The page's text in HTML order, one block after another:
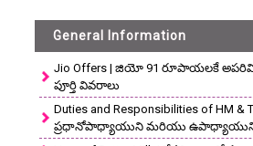
General Information
Jio Offers | జియో 91 రూపాయలకే
పూర్తి వివరాలు
Duties and Responsibilities of HM &
ప్రధానోపాధ్యాయుని మరియు ఉపాధ్యాయుని